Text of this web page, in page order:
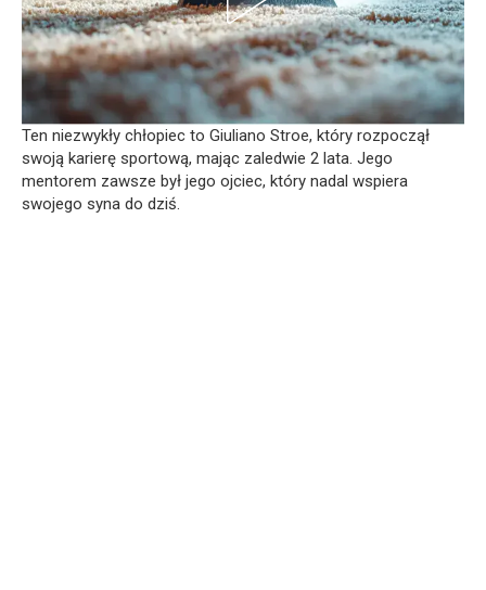
Ten niezwykły chłopiec to Giuliano Stroe, który rozpoczął
swoją karierę sportową, mając zaledwie 2 lata. Jego
mentorem zawsze był jego ojciec, który nadal wspiera
swojego syna do dziś.